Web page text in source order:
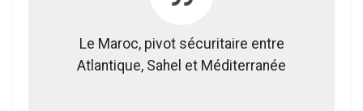
Le Maroc, pivot sécuritaire entre
Atlantique, Sahel et Méditerranée